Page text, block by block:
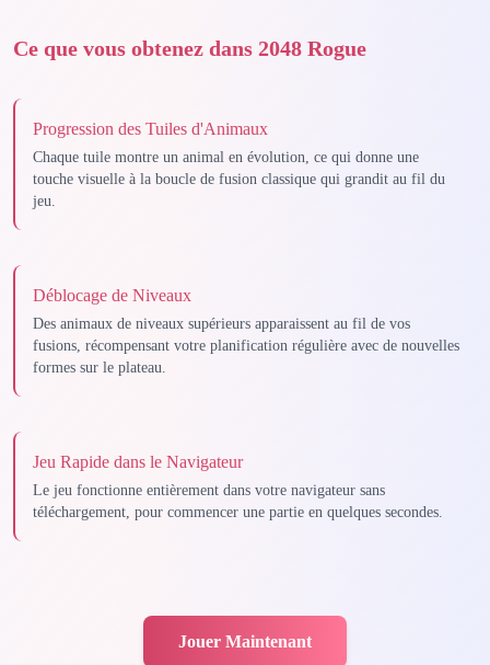
Ce que vous obtenez dans 2048 Rogue
Progression des Tuiles d'Animaux
Chaque tuile montre un animal en évolution, ce qui donne une
touche visuelle à la boucle de fusion classique qui grandit au fil du
jeu.
Déblocage de Niveaux
Des animaux de niveaux supérieurs apparaissent au fil de vos
fusions, récompensant votre planification régulière avec de nouvelles
formes sur le plateau.
Jeu Rapide dans le Navigateur
Le jeu fonctionne entièrement dans votre navigateur sans
téléchargement, pour commencer une partie en quelques secondes.
Jouer Maintenant